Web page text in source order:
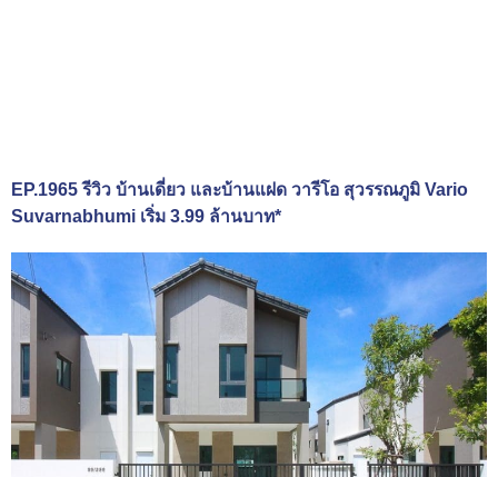
EP.1965 รีวิว บ้านเดี่ยว และบ้านแฝด วารีโอ สุวรรณภูมิ Vario
Suvarnabhumi เริ่ม 3.99 ล้านบาท*